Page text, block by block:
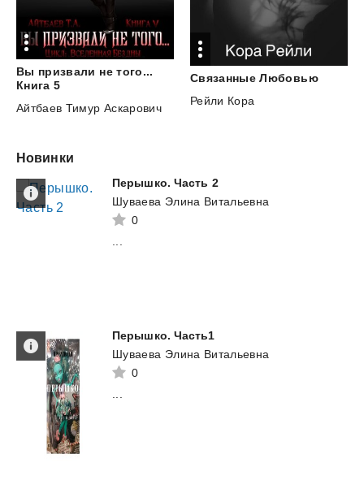
Вы призвали не того...
Книга 5
Айтбаев Тимур Аскарович
Связанные Любовью
Рейли Кора
Новинки
Перышко. Часть 2
Шуваева Элина Витальевна
0
Перышко. Часть1
Шуваева Элина Витальевна
0